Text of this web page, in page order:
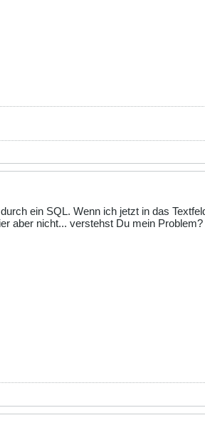
ein SQL. Wenn ich jetzt in das
aber nicht... verstehst Du mein Problem?